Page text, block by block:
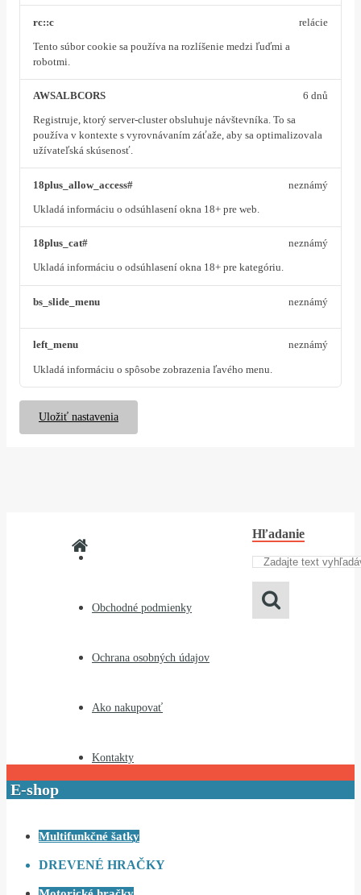
rc::c
Tento súbor cookie sa používa na rozlíšenie medzi ľuďmi a
robotmi.
relácie
AWSALBCORS
Registruje, ktorý server-cluster obsluhuje návštevníka. To sa
používa v kontexte s vyrovnávaním záťaže, aby sa optimalizovala
užívateľská skúsenosť.
6 dnů
18plus_allow_access#
Ukladá informáciu o odsúhlasení okna 18+ pre web.
neznámý
18plus_cat#
Ukladá informáciu o odsúhlasení okna 18+ pre kategóriu.
neznámý
bs_slide_menu neznámý
left_menu
Ukladá informáciu o spôsobe zobrazenia ľavého menu.
neznámý
Uložiť nastavenia
Obchodné podmienky
Ochrana osobných údajov
Ako nakupovať
Kontakty
Hľadanie
E-shop
Multifunkčné šatky
DREVENÉ HRAČKY